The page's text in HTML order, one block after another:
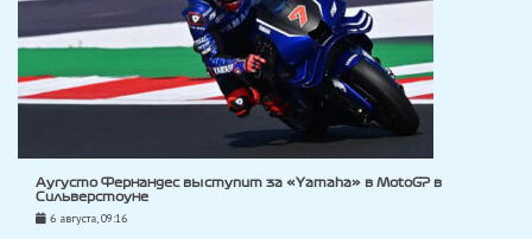
Аугусто Фернандес выступит за «Yamaha» в MotoGP в
Сильверстоуне
6 августа, 09:16